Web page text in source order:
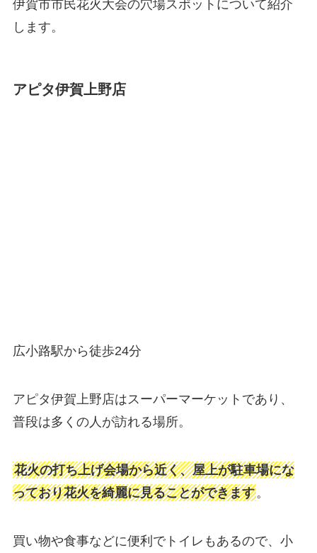
伊賀市市民花火大会の穴場スポットについて紹介
します。
アピタ伊賀上野店
広小路駅から徒歩24分
アピタ伊賀上野店はスーパーマーケットであり、
普段は多くの人が訪れる場所。
花火の打ち上げ会場から近く、屋上が駐車場にな
っており花火を綺麗に見ることができます。
買い物や食事などに便利でトイレもあるので、小